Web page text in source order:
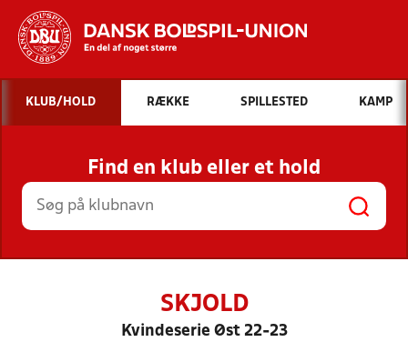
Hvad vil du søge efter?
INDHOLD OG NYHEDER
STILLINGER, RESULTATER, KLUBBER OG
HOLD
KLUB/HOLD RÆKKE SPILLESTED KAMP
Find en klub eller et hold
SKJOLD
Kvindeserie Øst 22-23